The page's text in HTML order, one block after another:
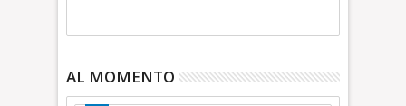
AL MOMENTO